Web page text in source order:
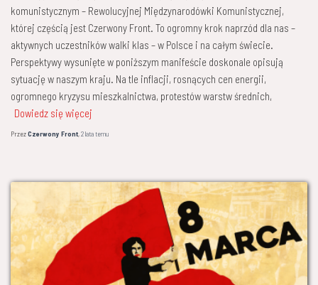
komunistycznym – Rewolucyjnej Międzynarodówki Komunistycznej,
której częścią jest Czerwony Front. To ogromny krok naprzód dla nas –
aktywnych uczestników walki klas – w Polsce i na całym świecie.
Perspektywy wysunięte w poniższym manifeście doskonale opisują
sytuację w naszym kraju. Na tle inflacji, rosnących cen energii,
ogromnego kryzysu mieszkalnictwa, protestów warstw średnich,
Dowiedz się więcej
PrzezCzerwony Front,2 latatemu